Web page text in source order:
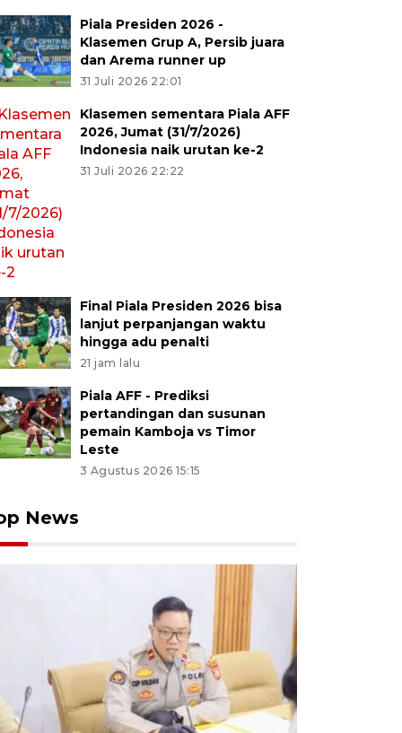
Piala Presiden 2026 -
Klasemen Grup A, Persib juara
dan Arema runner up
31 Juli 2026 22:01
Klasemen sementara Piala AFF
2026, Jumat (31/7/2026)
Indonesia naik urutan ke-2
31 Juli 2026 22:22
Final Piala Presiden 2026 bisa
lanjut perpanjangan waktu
hingga adu penalti
21 jam lalu
Piala AFF - Prediksi
pertandingan dan susunan
pemain Kamboja vs Timor
Leste
3 Agustus 2026 15:15
News